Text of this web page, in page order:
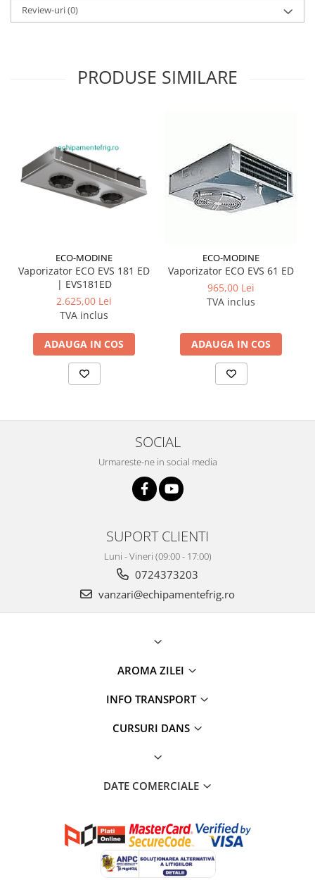
Review-uri(0)
PRODUSE SIMILARE
ECO-MODINE
Vaporizator ECO EVS 181 ED
| EVS181ED
2.625,00 Lei
TVA inclus
ADAUGA IN COS
ECO-MODINE
Vaporizator ECO EVS 61 ED
965,00 Lei
TVA inclus
ADAUGA IN COS
SOCIAL
Urmareste-ne in social media
SUPORT CLIENTI
Luni - Vineri (09:00 - 17:00)
0724373203
vanzari@echipamentefrig.ro
AROMA ZILEI
INFO TRANSPORT
CURSURI DANS
DATE COMERCIALE